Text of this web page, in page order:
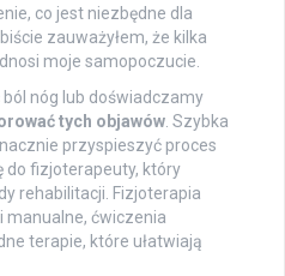
co jest niezbędne dla
zauważyłem, że kilka
moje samopoczucie.
nóg lub doświadczamy
tych objawów . Szybka
przyspieszyć proces
do fizjoterapeuty, który
rehabilitacji. Fizjoterapia
ćwiczenia
terapie, które ułatwiają